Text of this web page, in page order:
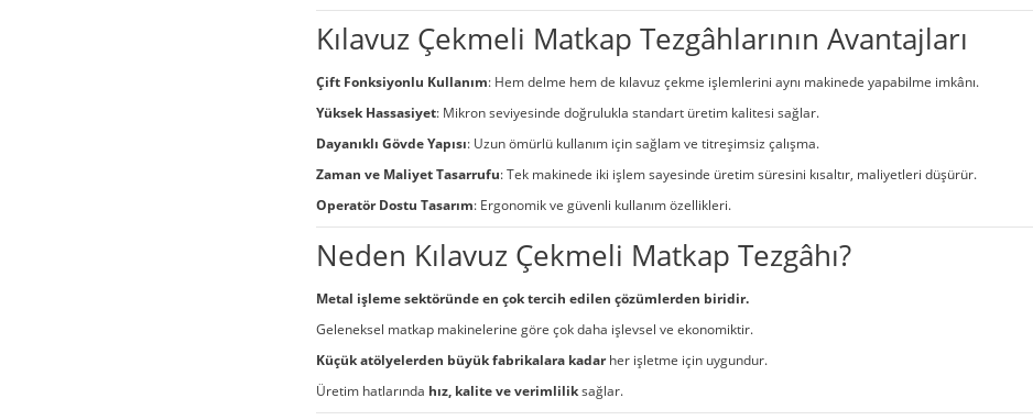
Kılavuz Çekmeli Matkap Tezgâhlarının Avantajları
Çift Fonksiyonlu Kullanım: Hem delme hem de kılavuz çekme işlemlerini aynı makinede yapabilme imkânı.
Yüksek Hassasiyet: Mikron seviyesinde doğrulukla standart üretim kalitesi sağlar.
Dayanıklı Gövde Yapısı: Uzun ömürlü kullanım için sağlam ve titreşimsiz çalışma.
Zaman ve Maliyet Tasarrufu: Tek makinede iki işlem sayesinde üretim süresini kısaltır, maliyetleri düşürür.
Operatör Dostu Tasarım: Ergonomik ve güvenli kullanım özellikleri.
Neden Kılavuz Çekmeli Matkap Tezgâhı?
Metal işleme sektöründe en çok tercih edilen çözümlerden biridir.
Geleneksel matkap makinelerine göre çok daha işlevsel ve ekonomiktir.
Küçük atölyelerden büyük fabrikalara kadarher işletme için uygundur.
Üretim hatlarında hız, kalite ve verimliliksağlar.